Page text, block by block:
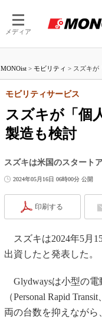
メディア
MONOist > モビリティ > スズキが
スズキが「個
製造も検討
モビリティサービス
スズキは米国のスタート
2024年05月16日 06時00分 公開
印刷する
スズキは2024年5月
出資したと発表した。
Glydwaysは小型の電
（Personal Rapid
両の台数を抑えなが